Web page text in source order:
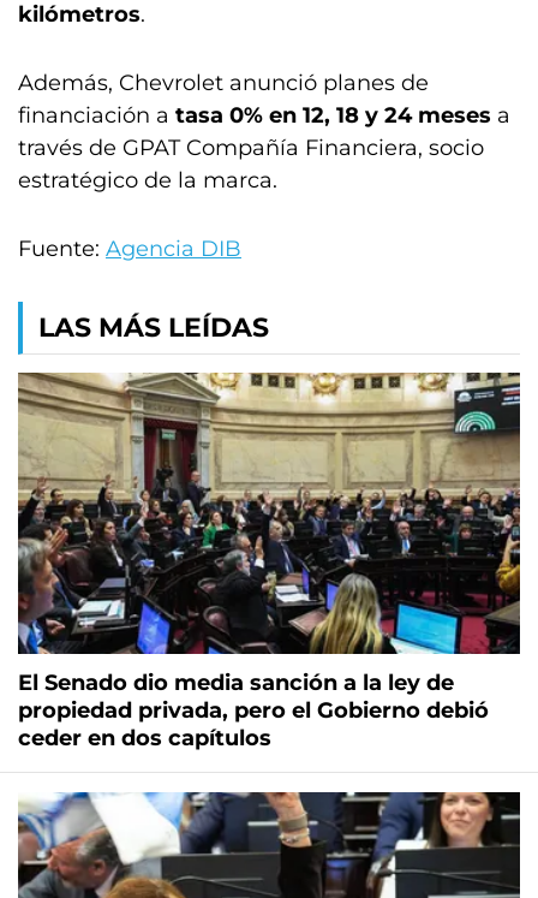
kilómetros.
Además, Chevrolet anunció planes de
financiación a tasa 0% en 12, 18 y 24 meses a
través de GPAT Compañía Financiera, socio
estratégico de la marca.
Fuente: Agencia DIB
LAS MÁS LEÍDAS
El Senado dio media sanción a la ley de
propiedad privada, pero el Gobierno debió
ceder en dos capítulos